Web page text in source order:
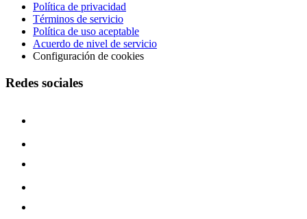
Política de privacidad
Términos de servicio
Política de uso aceptable
Acuerdo de nivel de servicio
Configuración de cookies
Redes sociales